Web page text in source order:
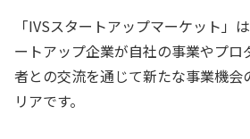
「IVSスタートアップマーケット」
ートアップ企業が自社の事業やプロ
者との交流を通じて新たな事業機会
リアです。